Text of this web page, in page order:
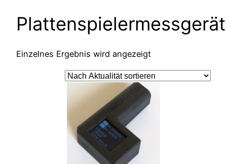
Plattenspielermessgerät
Einzelnes Ergebnis wird angezeigt